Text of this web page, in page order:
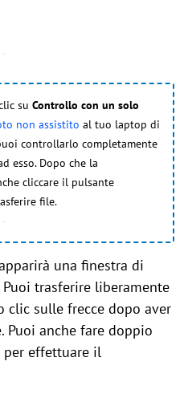
su Controllo con un solo
non assistito al tuo laptop di
controllarlo completamente
esso. Dopo che la
cliccare il pulsante
file.
una finestra di
Puoi trasferire liberamente
sulle frecce dopo aver
anche fare doppio
effettuare il